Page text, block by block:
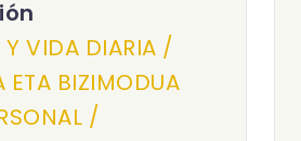
VIDA DIARIA /
ETA BIZIMODUA
/